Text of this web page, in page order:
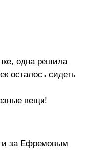
одна решила
осталось сидеть
вещи!
за Ефремовым